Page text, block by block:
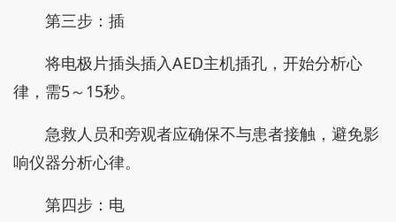
第三步：插
将电极片插头插入AED主机插孔，开始分析心
律，需5～15秒。
急救人员和旁观者应确保不与患者接触，避免影
响仪器分析心律。
第四步：电